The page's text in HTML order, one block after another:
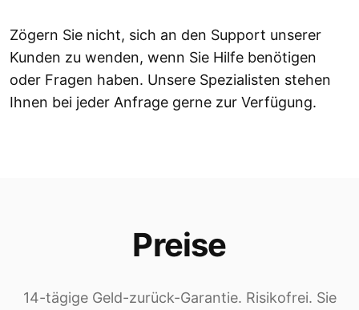
Zögern Sie nicht, sich an den Support unserer
Kunden zu wenden, wenn Sie Hilfe benötigen
oder Fragen haben. Unsere Spezialisten stehen
Ihnen bei jeder Anfrage gerne zur Verfügung.
Preise
14-tägige Geld-zurück-Garantie. Risikofrei. Sie